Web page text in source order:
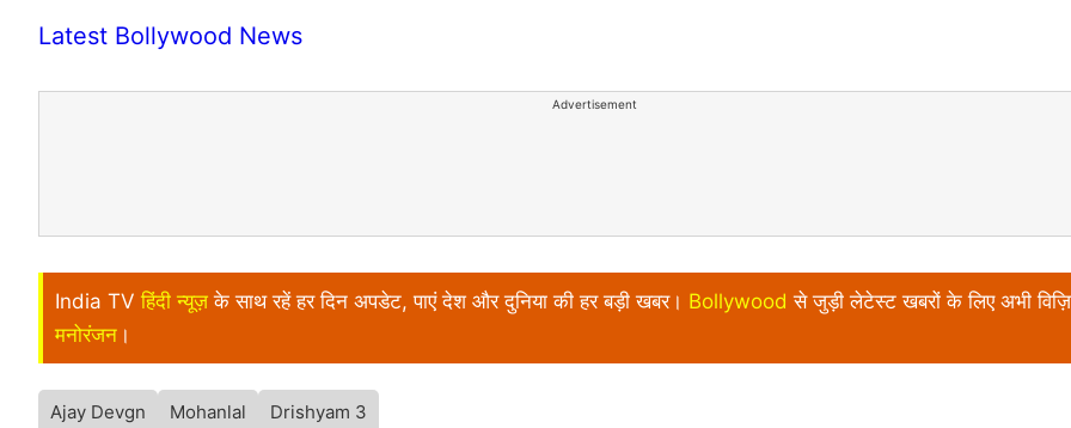
Latest Bollywood News
Advertisement
India TV हिंदी न्यूज़ के साथ रहें हर दिन अपडेट, पाएं देश और दुनिया की हर बड़ी खबर। Bollywood से जुड़ी लेटेस्ट खबरों के लिए अभी
मनोरंजन ।
Ajay Devgn Mohanlal Drishyam 3